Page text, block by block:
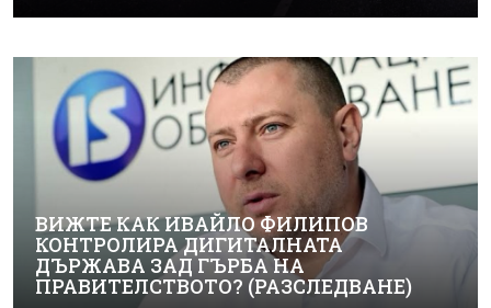
ВИЖТЕ КАК ИВАЙЛО ФИЛИПОВ
КОНТРОЛИРА ДИГИТАЛНАТА
ДЪРЖАВА ЗАД ГЪРБА НА
ПРАВИТЕЛСТВОТО? (РАЗСЛЕДВАНЕ)